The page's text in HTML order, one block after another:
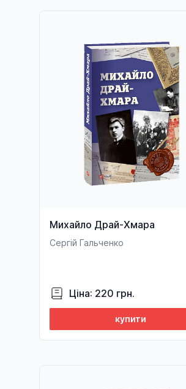
Михайло Драй-Хмара
Сергій Гальченко
Ціна: 220 грн.
купити